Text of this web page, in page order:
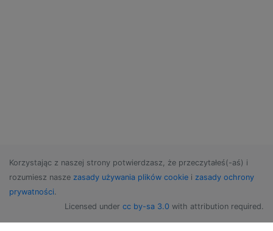
Korzystając z naszej strony potwierdzasz, że przeczytałeś(-aś) i
rozumiesz nasze zasady używania plików cookie i zasady ochrony
prywatności.
Licensed under cc by-sa 3.0 with attribution required.